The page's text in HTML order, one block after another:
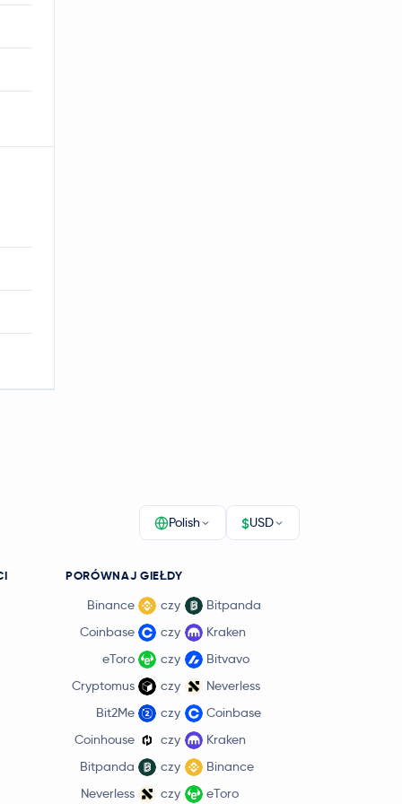
Polish $USD
PORÓWNAJ GIEŁDY
Binance czy
Bitpanda
Coinbase
czy
Kraken
eToro
czy
Bitvavo
Cryptomus
czy
Neverless
Bit2Me
czy
Coinbase
Coinhouse
czy
Kraken
Bitpanda
czy
Binance
Neverless
czy eToro